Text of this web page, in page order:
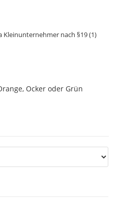
Kleinunternehmer nach §19 (1)
Ocker oder Grün